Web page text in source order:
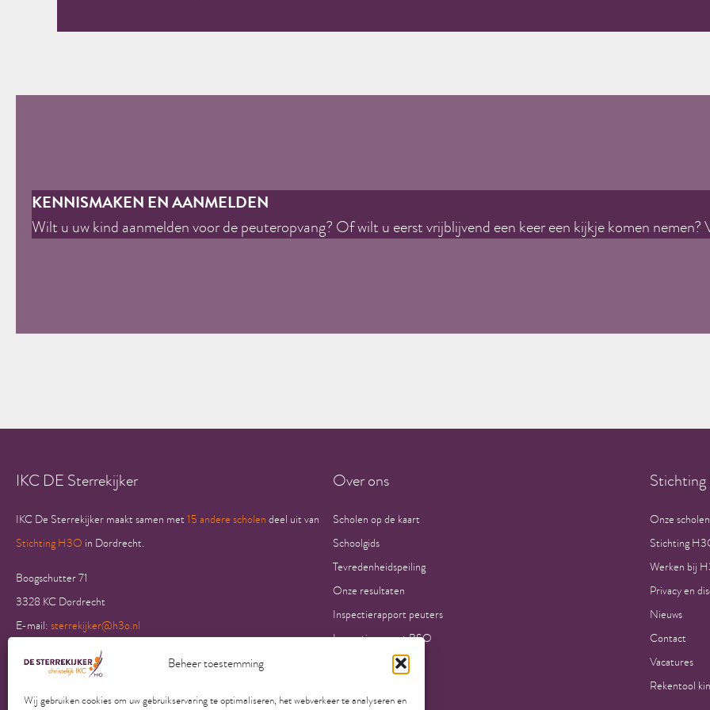
Beheer toestemming
Wij gebruiken cookies om uw gebruikservaring te optimaliseren, het webverkeer te analyseren en
KENNISMAKEN EN AANMELDEN
Wilt u uw kind aanmelden voor de peuteropvang? Of wilt u eerst vrijblijvend een keer een kijkje komen nemen?
IKC DE Sterrekijker
IKC De Sterrekijker maakt samen met 15 andere scholen deel uit van
Stichting H3O in Dordrecht.
Boogschutter 71
3328 KC Dordrecht
E-mail: sterrekijker@h3o.nl
TELEFOON
Over ons
Scholen op de kaart
Schoolgids
Tevredenheidspeiling
Onze resultaten
Inspectierapport peuters
Inspectierapport BSO
Onze scholen
Stichting
Werken bij
Privacy en
Nieuws
Contact
Vacatures
Rekentool